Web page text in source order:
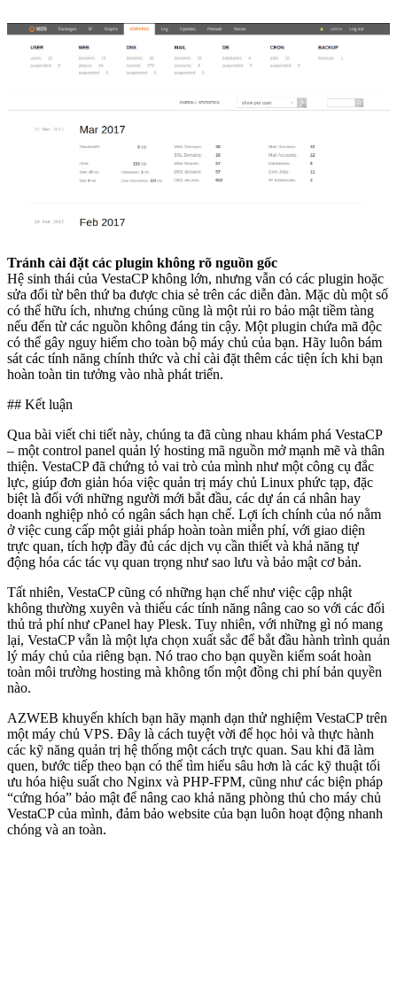
Tránh cài đặt các plugin không rõ nguồn gốc
Hệ sinh thái của VestaCP không lớn, nhưng vẫn có các plugin hoặc
sửa đổi từ bên thứ ba được chia sẻ trên các diễn đàn. Mặc dù một số
có thể hữu ích, nhưng chúng cũng là một rủi ro bảo mật tiềm tàng
nếu đến từ các nguồn không đáng tin cậy. Một plugin chứa mã độc
có thể gây nguy hiểm cho toàn bộ máy chủ của bạn. Hãy luôn bám
sát các tính năng chính thức và chỉ cài đặt thêm các tiện ích khi bạn
hoàn toàn tin tưởng vào nhà phát triển.
## Kết luận
Qua bài viết chi tiết này, chúng ta đã cùng nhau khám phá VestaCP
– một control panel quản lý hosting mã nguồn mở mạnh mẽ và thân
thiện. VestaCP đã chứng tỏ vai trò của mình như một công cụ đắc
lực, giúp đơn giản hóa việc quản trị máy chủ Linux phức tạp, đặc
biệt là đối với những người mới bắt đầu, các dự án cá nhân hay
doanh nghiệp nhỏ có ngân sách hạn chế. Lợi ích chính của nó nằm
ở việc cung cấp một giải pháp hoàn toàn miễn phí, với giao diện
trực quan, tích hợp đầy đủ các dịch vụ cần thiết và khả năng tự
động hóa các tác vụ quan trọng như sao lưu và bảo mật cơ bản.
Tất nhiên, VestaCP cũng có những hạn chế như việc cập nhật
không thường xuyên và thiếu các tính năng nâng cao so với các đối
thủ trả phí như cPanel hay Plesk. Tuy nhiên, với những gì nó mang
lại, VestaCP vẫn là một lựa chọn xuất sắc để bắt đầu hành trình quản
lý máy chủ của riêng bạn. Nó trao cho bạn quyền kiểm soát hoàn
toàn môi trường hosting mà không tốn một đồng chi phí bản quyền
nào.
AZWEB khuyến khích bạn hãy mạnh dạn thử nghiệm VestaCP trên
một máy chủ VPS. Đây là cách tuyệt vời để học hỏi và thực hành
các kỹ năng quản trị hệ thống một cách trực quan. Sau khi đã làm
quen, bước tiếp theo bạn có thể tìm hiểu sâu hơn là các kỹ thuật tối
ưu hóa hiệu suất cho Nginx và PHP-FPM, cũng như các biện pháp
“cứng hóa” bảo mật để nâng cao khả năng phòng thủ cho máy chủ
VestaCP của mình, đảm bảo website của bạn luôn hoạt động nhanh
chóng và an toàn.